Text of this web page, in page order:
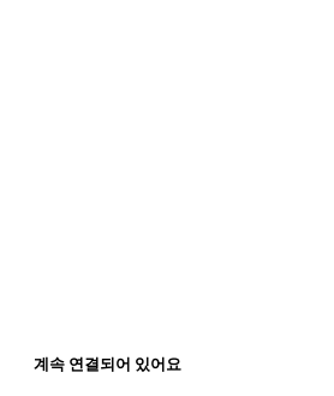
계속 연결되어 있어요